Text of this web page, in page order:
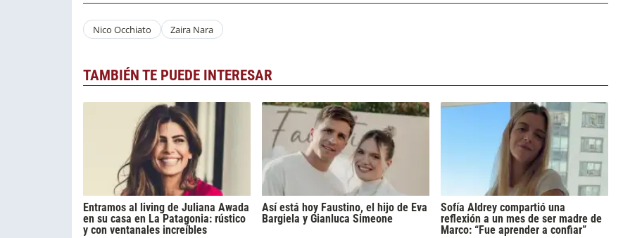
Nico Occhiato Zaira Nara
TAMBIÉN TE PUEDE INTERESAR
Entramos al living de Juliana Awada
en su casa en La Patagonia: rústico
y con ventanales increíbles
Así está hoy Faustino, el hijo de Eva
Bargiela y Gianluca Simeone
Sofía Aldrey compartió una
reflexión a un mes de ser madre de
Marco: “Fue aprender a confiar”